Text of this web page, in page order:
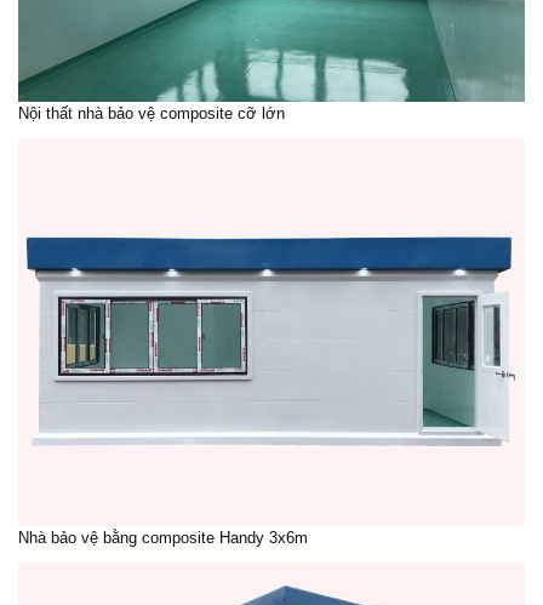
Nội thất nhà bảo vệ composite cỡ lớn
Nhà bảo vệ bằng composite Handy 3x6m